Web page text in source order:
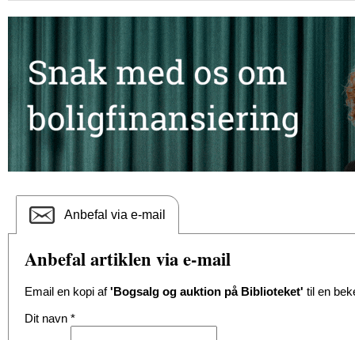
Anbefal via e-mail
Anbefal artiklen via e-mail
Email en kopi af'Bogsalg og auktion på Biblioteket' til en
Dit navn *